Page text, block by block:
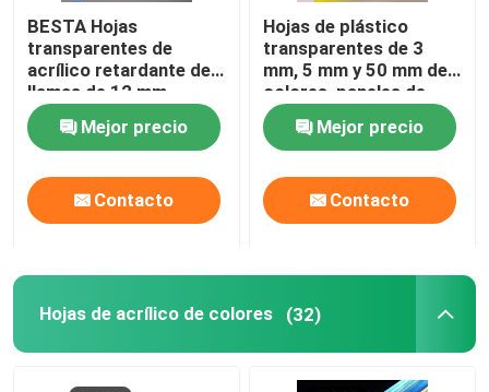
BESTA Hojas
transparentes de
acrílico retardante de
llamas de 12 mm
personalizables
Mejor precio
Contacto
Hojas de plástico
transparentes de 3
mm, 5 mm y 50 mm de
colores, paneles de
pared acrílicos
transparentes
Mejor precio
Contacto
Hojas de acrílico de colores (32)